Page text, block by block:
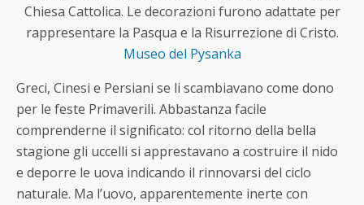
Chiesa Cattolica. Le decorazioni furono adattate per
rappresentare la Pasqua e la Risurrezione di Cristo.
Museo del Pysanka
Greci, Cinesi e Persiani se li scambiavano come dono
per le feste Primaverili. Abbastanza facile
comprenderne il significato: col ritorno della bella
stagione gli uccelli si apprestavano a costruire il nido
e deporre le uova indicando il rinnovarsi del ciclo
naturale. Ma l’uovo, apparentemente inerte con